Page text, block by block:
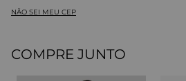
NÃO SEI MEU CEP
COMPRE JUNTO